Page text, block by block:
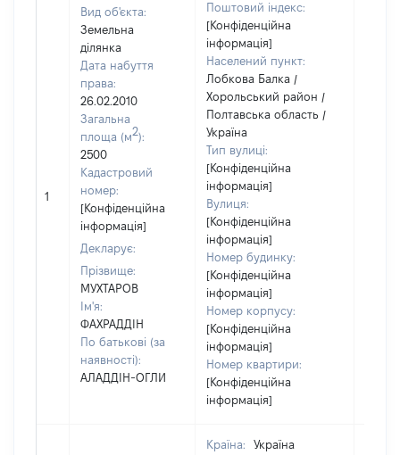
1
Вид об'єкта:
Земельна
ділянка
Дата набуття
права:
26.02.2010
Загальна
площа (м2):
2500
Кадастровий
номер:
[Конфіденційна
інформація]
Декларує:
Прізвище:
МУХТАРОВ
Ім'я:
ФАХРАДДІН
По батькові (за
наявності):
АЛАДДІН-ОГЛИ
Поштовий індекс:
[Конфіденційна
інформація]
Населений пункт:
Лобкова Балка /
Хорольський район /
Полтавська область /
Україна
Тип вулиці:
[Конфіденційна
інформація]
Вулиця:
[Конфіденційна
інформація]
Номер будинку:
[Конфіденційна
інформація]
Номер корпусу:
[Конфіденційна
інформація]
Номер квартири:
[Конфіденційна
інформація]
Країна:
Україна